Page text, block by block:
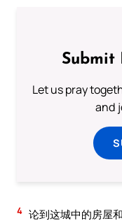
Submit
Let us pray
and
4 论到这城中的房屋